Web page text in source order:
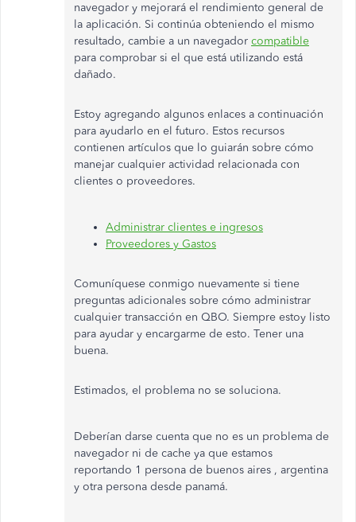
navegador y mejorará el rendimiento general de
la aplicación. Si continúa obteniendo el mismo
resultado, cambie a un navegador compatible
para comprobar si el que está utilizando está
dañado.
Estoy agregando algunos enlaces a continuación
para ayudarlo en el futuro. Estos recursos
contienen artículos que lo guiarán sobre cómo
manejar cualquier actividad relacionada con
clientes o proveedores.
Administrar clientes e ingresos
Proveedores y Gastos
Comuníquese conmigo nuevamente si tiene
preguntas adicionales sobre cómo administrar
cualquier transacción en QBO. Siempre estoy listo
para ayudar y encargarme de esto. Tener una
buena.
Estimados, el problema no se soluciona.
Deberían darse cuenta que no es un problema de
navegador ni de cache ya que estamos
reportando 1 persona de buenos aires , argentina
y otra persona desde panamá.